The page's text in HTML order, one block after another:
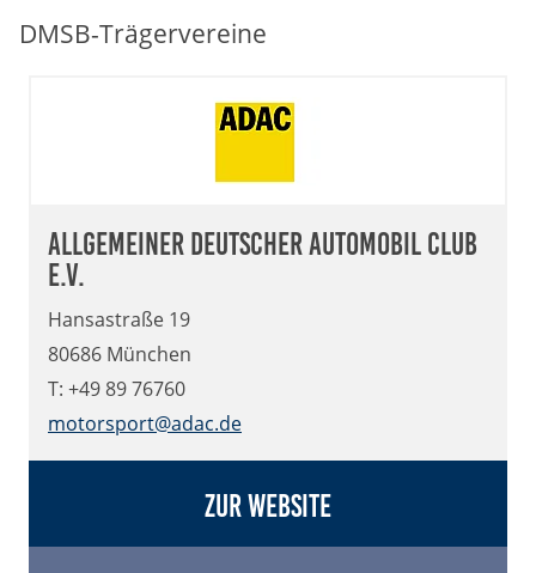
DMSB-Trägervereine
Allgemeiner Deutscher Automobil Club
e.V.
Hansastraße 19
80686 München
T: +49 89 76760
motorsport@adac.de
Zur Website